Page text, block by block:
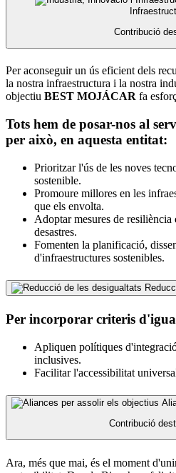
Contribució
Per aconseguir un ús eficient dels
la nostra infraestructura i la nostra
objectiu BEST MOJÁCAR fa
Tots hem de posar-nos al
per això, en aquesta entitat:
Prioritzar l'ús de les noves
sostenible.
Promoure millores en les
que els envolta.
Adoptar mesures de
desastres.
Fomenten la planificació,
d'infraestructures sostenibles.
Per incorporar criteris
Apliquen polítiques
inclusives.
Facilitar l'accessibilitat
Contribució
Ara, més que mai, és el moment